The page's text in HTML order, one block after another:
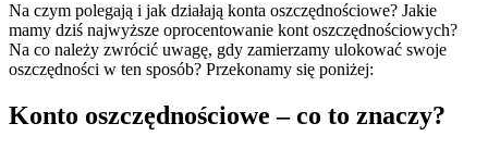
Na czym polegają i jak działają konta oszczędnościowe? Jakie
mamy dziś najwyższe oprocentowanie kont oszczędnościowych?
Na co należy zwrócić uwagę, gdy zamierzamy ulokować swoje
oszczędności w ten sposób? Przekonamy się poniżej:
Konto oszczędnościowe – co to znaczy?